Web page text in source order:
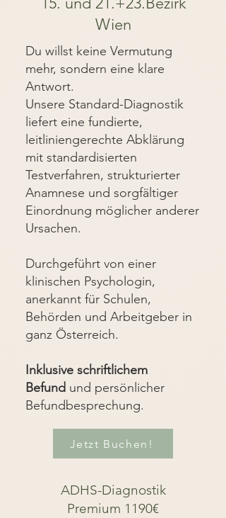
Wien
Du willst keine Vermutung
mehr, sondern eine klare
Antwort.
Unsere Standard-Diagnostik
liefert eine fundierte,
leitliniengerechte Abklärung
mit standardisierten
Testverfahren, strukturierter
Anamnese und sorgfältiger
Einordnung möglicher anderer
Ursachen.
Durchgeführt von einer
klinischen Psychologin,
anerkannt für Schulen,
Behörden und Arbeitgeber in
ganz Österreich.
Inklusive schriftlichem
Befund und persönlicher
Befundbesprechung.
Jetzt Buchen!
ADHS-Diagnostik
Premium 1190€